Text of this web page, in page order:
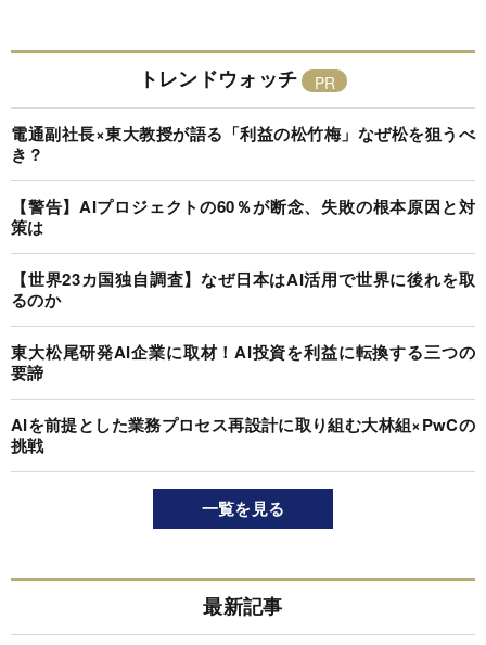
トレンドウォッチ
電通副社長×東大教授が語る「利益の松竹梅」なぜ松を狙うべ
き？
【警告】AIプロジェクトの60％が断念、失敗の根本原因と対
策は
【世界23カ国独自調査】なぜ日本はAI活用で世界に後れを取
るのか
東大松尾研発AI企業に取材！AI投資を利益に転換する三つの
要諦
AIを前提とした業務プロセス再設計に取り組む大林組×PwCの
挑戦
一覧を見る
最新記事